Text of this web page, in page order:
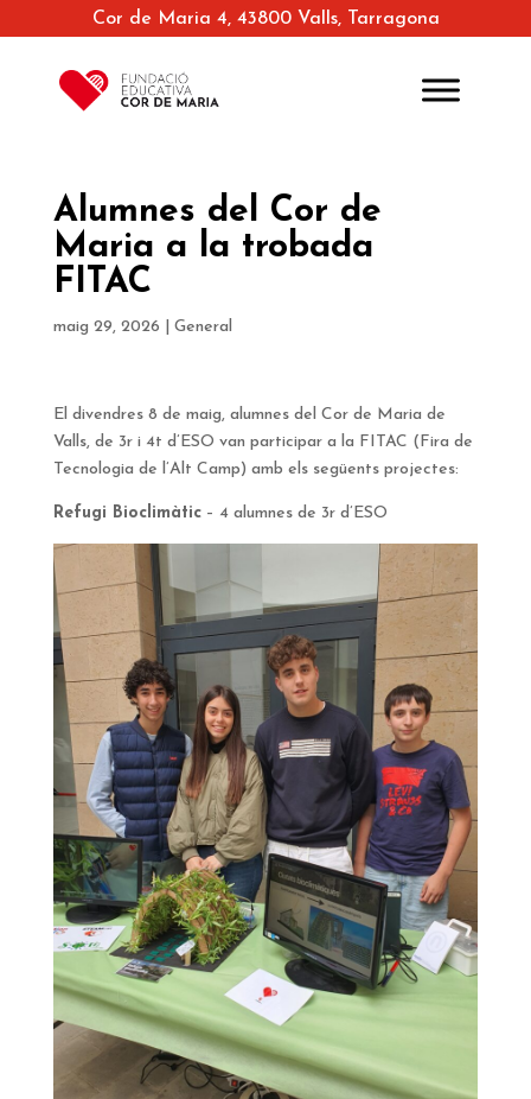
Cor de Maria 4, 43800 Valls, Tarragona
Alumnes del Cor de
Maria a la trobada
FITAC
maig 29, 2026 General
El divendres 8 de maig, alumnes del Cor de Maria de
Valls, de 3r i 4t d’ESO van participar a la FITAC (Fira de
Tecnologia de l’Alt Camp) amb els següents projectes:
Refugi Bioclimàtic– 4 alumnes de 3r d’ESO